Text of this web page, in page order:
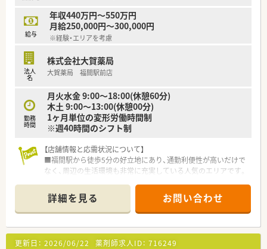
ます。
■スマート薬歴システムを導入し、薬剤師へタブレットを1人1
台配布するなど、DXの推進による業務効率化に注力しています。
■育児休業は子供が1歳になるまで取得可能で、時短勤務は小学
です。
■正社員での雇用契約となっており、提示される給与条件は年収
430万円から630万円程度でこれまでの実務経験を考慮します。
■昇給は年1回4月に実施されるほか、賞与は年2回で計3ヶ月分
の支給実績があり、個人の能力に応じた等級制度を採用していま
■世帯主かつ賃貸物件にお住まいの方を対象とした住宅手当や、
研修認定薬剤師手当など、各種手当の項目が非常に充実していま
す。
給与
年収440万円～550万円
月給250,000円～300,000円
※経験・エリアを考慮
法人
名
株式会社大賀薬局
大賀薬局 福間駅前店
勤務
時間
月火水金 9:00～18:00(休憩60分)
木土 9:00～13:00(休憩00分)
1ヶ月単位の変形労働時間制
※週40時間のシフト制
【店舗情報と応需状況について】
■福間駅から徒歩5分の好立地にあり、通勤利便性が高いだけで
なく、周辺の生活環境も非常に充実している人気のエリアです。
り、特定の科目について深い専門知識を習得することが可能で
す。
■外来業務に加えて25件ほどの在宅業務にも対応しているた
め、地域医療の最前線で患者様に寄り添う経験を積むことができ
ます。
詳細を見る お問い合わせ
更新日： 2026/06/22 薬剤師求人ID： 716249